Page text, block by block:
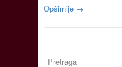
Opširnije →